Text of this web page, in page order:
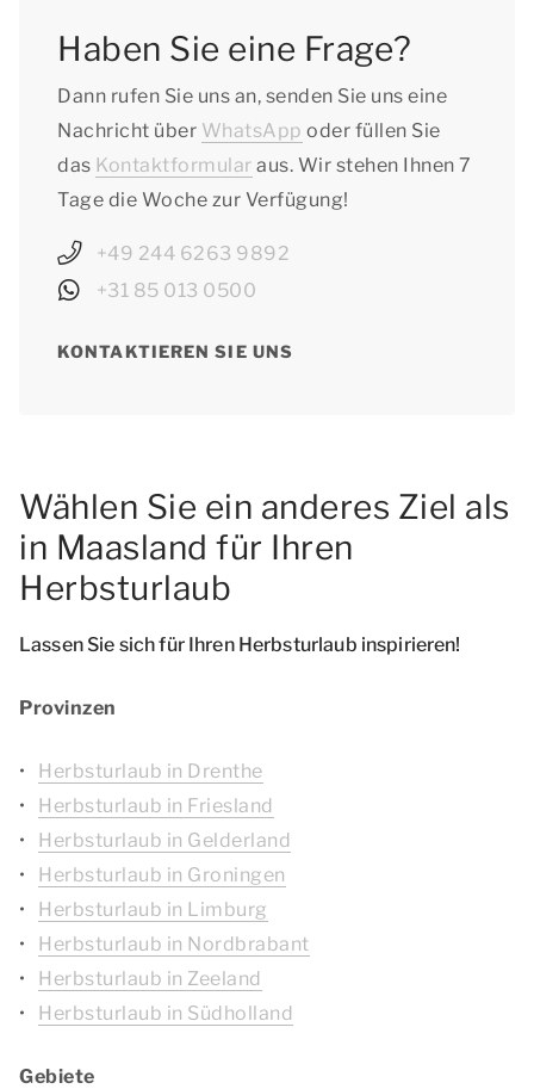
24.10.2026
Thüringen: vom 12.10.2026 bis zum
24.10.2026
Haben Sie eine Frage?
Dann rufen Sie uns an, senden Sie uns eine
Nachricht über WhatsApp oder füllen Sie
das Kontaktformular aus. Wir stehen Ihnen 7
Tage die Woche zur Verfügung!
+49 244 6263 9892
+31 85 013 0500
KONTAKTIEREN SIE UNS
Wählen Sie ein anderes Ziel als
in Maasland für Ihren
Herbsturlaub
Lassen Sie sich für Ihren Herbsturlaub inspirieren!
Provinzen
Herbsturlaub in Drenthe
Herbsturlaub in Friesland
Herbsturlaub in Gelderland
Herbsturlaub in Groningen
Herbsturlaub in Limburg
Herbsturlaub in Nordbrabant
Herbsturlaub in Zeeland
Herbsturlaub in Südholland
Gebiete